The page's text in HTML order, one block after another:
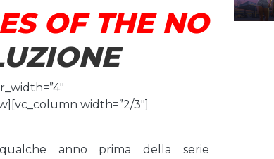
OF THE NO
width=”2/3″]
anno prima della serie